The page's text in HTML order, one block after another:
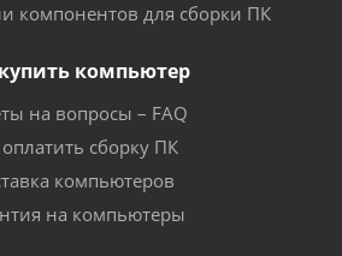
компонентов для сборки ПК
компьютер
на вопросы – FAQ
сборку ПК
компьютеров
на компьютеры